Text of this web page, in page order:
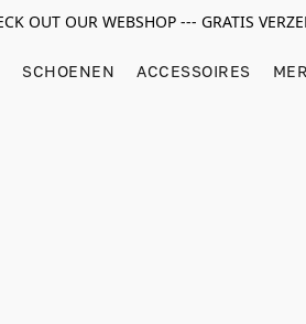
OUT OUR WEBSHOP --- GRATIS
SCHOENEN ACCESSOIRES